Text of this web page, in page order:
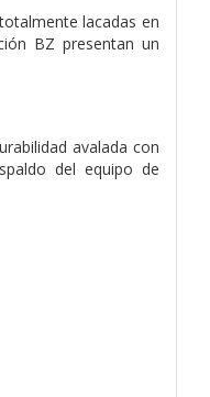
lacadas en
BZ presentan un
avalada con
del equipo de